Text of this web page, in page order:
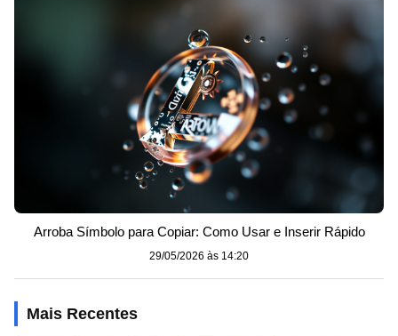
Arroba Símbolo para Copiar: Como Usar e Inserir Rápido
29/05/2026 às 14:20
Mais Recentes